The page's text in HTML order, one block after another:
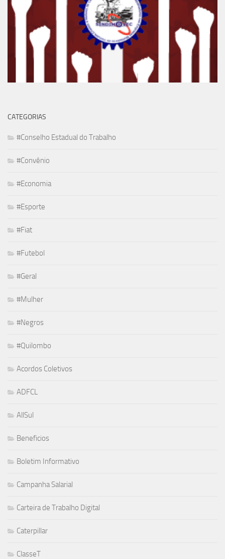
CATEGORIAS
#Conselho Estadual do Trabalho
#Convênio
#Economia
#Esporte
#Fiat
#Futebol
#Geral
#Mulher
#Negros
#Quilombo
Acordos Coletivos
ADFCL
AllSul
Beneficios
Boletim Informativo
Campanha Salarial
Carteira de Trabalho Digital
Caterpillar
ClasseT